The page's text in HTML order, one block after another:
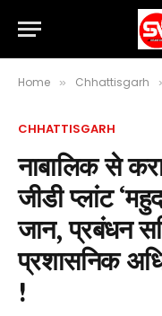
Home » Chhattisgarh
CHHATTISGARH
नाबालिक से
जीडी प्लांट
जान, प्रबंधन
प्रशासनिक
!